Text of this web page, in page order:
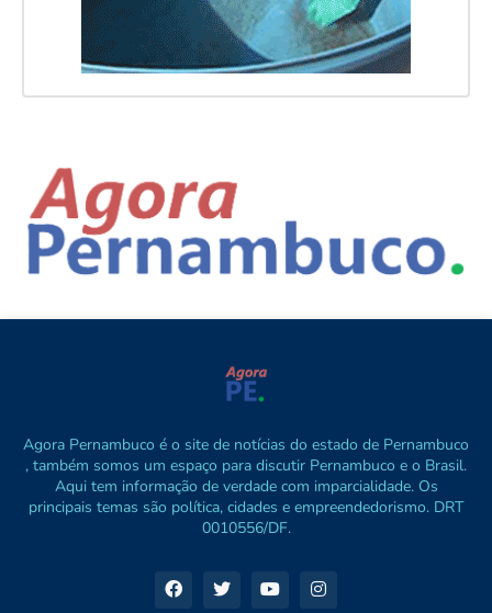
Agora Pernambuco é o site de notícias do estado de Pernambuco
, também somos um espaço para discutir Pernambuco e o Brasil.
Aqui tem informação de verdade com imparcialidade. Os
principais temas são política, cidades e empreendedorismo. DRT
0010556/DF.